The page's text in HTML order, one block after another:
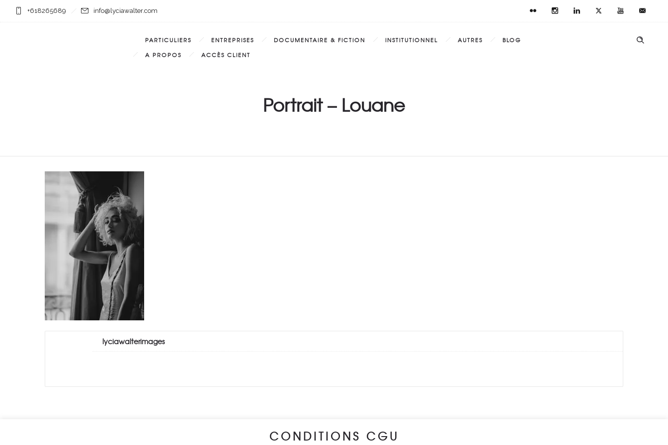
+618265689 info@lyciawalter.com
PARTICULIERS ENTREPRISES DOCUMENTAIRE & FICTION INSTITUTIONNEL AUTRES
BLOG
A PROPOS
ACCÈS CLIENT
Portrait – Louane
lyciawalterimages
CONDITIONS CGU